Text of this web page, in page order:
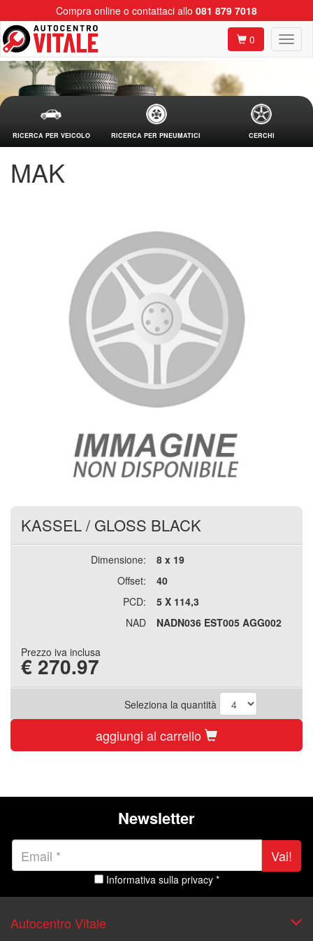
Compra online o contattaci allo 081 879 7018
0
RICERCA PER VEICOLO RICERCA PER PNEUMATICI CERCHI
MAK
KASSEL/ GLOSS BLACK
Dimensione:
8 x 19
Offset:
40
PCD:
5 X 114,3
NAD
NADN036 EST005 AGG002
Prezzo iva inclusa
€ 270.97
Seleziona la quantità
aggiungi al carrello
Newsletter
Vai!
Informativa sulla privacy *
Autocentro Vitale